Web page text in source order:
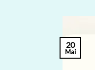
20
Mai